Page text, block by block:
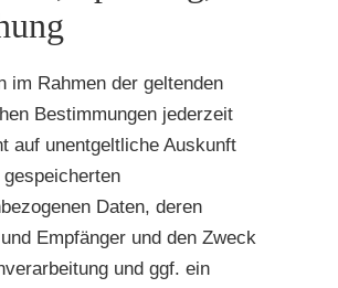
im Rahmen der geltenden
Bestimmungen jederzeit
auf unentgeltliche Auskunft
Daten, deren
Empfänger und den Zweck
und ggf. ein